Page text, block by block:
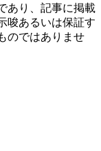
あり、記事に掲載
唆あるいは保証す
のではありませ